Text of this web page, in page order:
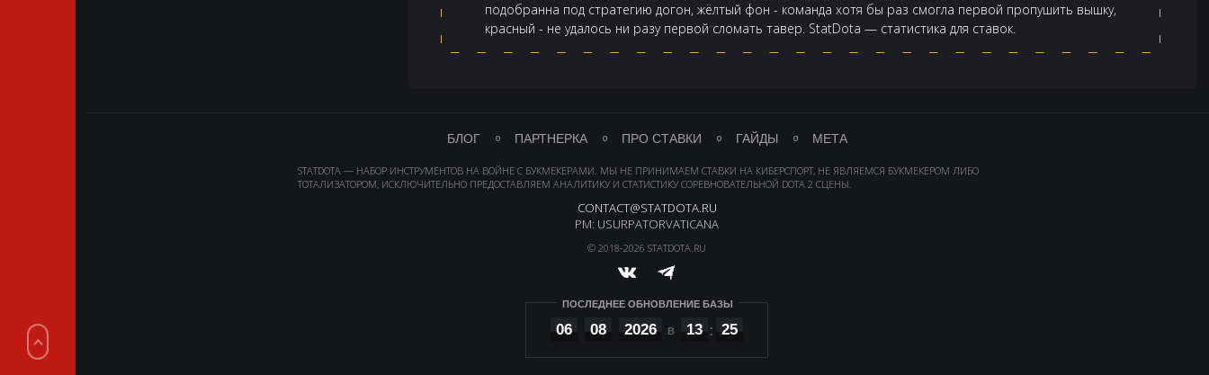
подобранна под стратегию догон, жёлтый фон - команда хотя бы раз смогла первой пропушить вышку,
красный - не удалось ни разу первой сломать тавер. StatDota — статистика для ставок.
БЛОГ ПАРТНЕРКА ПРО СТАВКИ ГАЙДЫ МЕТА
STATDOTA — НАБОР ИНСТРУМЕНТОВ НА ВОЙНЕ С БУКМЕКЕРАМИ. МЫ НЕ ПРИНИМАЕМ СТАВКИ НА КИБЕРСПОРТ, НЕ ЯВЛЯЕМСЯ БУКМЕКЕРОМ ЛИБО
ТОТАЛИЗАТОРОМ, ИСКЛЮЧИТЕЛЬНО ПРЕДОСТАВЛЯЕМ АНАЛИТИКУ И СТАТИСТИКУ СОРЕВНОВАТЕЛЬНОЙ DOTA 2 СЦЕНЫ.
CONTACT@STATDOTA.RU
PM: USURPATORVATICANA
© 2018-2026 STATDOTA.RU
ПОСЛЕДНЕЕ ОБНОВЛЕНИЕ БАЗЫ
06 08 2026 13 25